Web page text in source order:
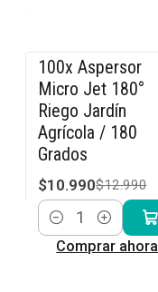
-15% OFF
100x Aspersor
Micro Jet 180°
Riego Jardín
Agrícola / 180
Grados
$10.990$12.990
Cantidad
Comprar ahora